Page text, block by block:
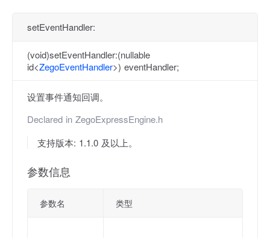
setEventHandler:
(void)setEventHandler:(nullable
id<ZegoEventHandler>) eventHandler;
设置事件通知回调。
Declared in ZegoExpressEngine.h
支持版本: 1.1.0 及以上。
参数信息
参数名 类型